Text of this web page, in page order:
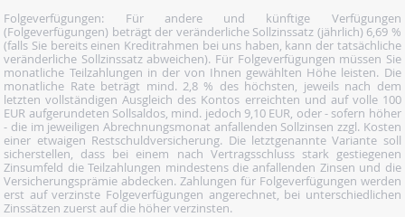
Folgeverfügungen: Für andere und künftige Verfügungen
(Folgeverfügungen) beträgt der veränderliche Sollzinssatz (jährlich) 6,69 %
(falls Sie bereits einen Kreditrahmen bei uns haben, kann der tatsächliche
veränderliche Sollzinssatz abweichen). Für Folgeverfügungen müssen Sie
monatliche Teilzahlungen in der von Ihnen gewählten Höhe leisten. Die
monatliche Rate beträgt mind. 2,8 % des höchsten, jeweils nach dem
letzten vollständigen Ausgleich des Kontos erreichten und auf volle 100
EUR aufgerundeten Sollsaldos, mind. jedoch 9,10 EUR, oder - sofern höher
- die im jeweiligen Abrechnungsmonat anfallenden Sollzinsen zzgl. Kosten
einer etwaigen Restschuldversicherung. Die letztgenannte Variante soll
sicherstellen, dass bei einem nach Vertragsschluss stark gestiegenen
Zinsumfeld die Teilzahlungen mindestens die anfallenden Zinsen und die
Versicherungsprämie abdecken. Zahlungen für Folgeverfügungen werden
erst auf verzinste Folgeverfügungen angerechnet, bei unterschiedlichen
Zinssätzen zuerst auf die höher verzinsten.